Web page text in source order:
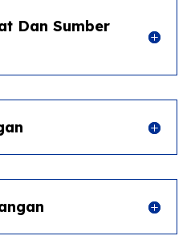
Dan Sumber